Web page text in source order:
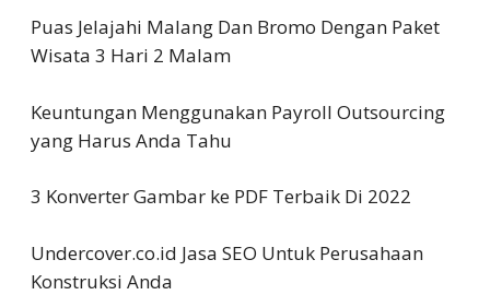
Puas Jelajahi Malang Dan Bromo Dengan Paket
Wisata 3 Hari 2 Malam
Keuntungan Menggunakan Payroll Outsourcing
yang Harus Anda Tahu
3 Konverter Gambar ke PDF Terbaik Di 2022
Undercover.co.id Jasa SEO Untuk Perusahaan
Konstruksi Anda